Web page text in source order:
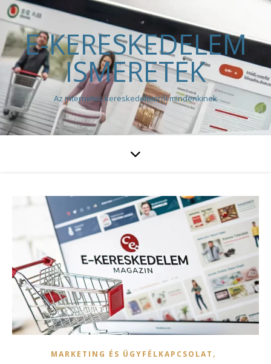
E-KERESKEDELEM
ISMERETEK
Az internetes kereskedelemről mindenkinek
MARKETING ÉS ÜGYFÉLKAPCSOLAT ,